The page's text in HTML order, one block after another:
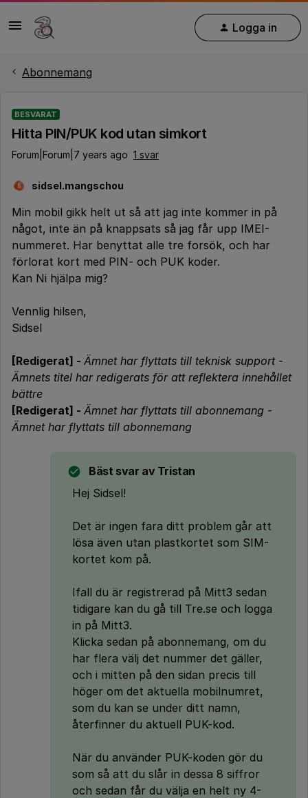
Logga in
Abonnemang
BESVARAT
Hitta PIN/PUK kod utan simkort
Forum|Forum|7 years ago 1 svar
S sidsel.mangschou
Min mobil gikk helt ut så att jag inte kommer in på
något, inte än på knappsats så jag får upp IMEI-
nummeret. Har benyttat alle tre forsök, och har
förlorat kort med PIN- och PUK koder.
Kan Ni hjälpa mig?
Vennlig hilsen,
Sidsel
[Redigerat] - Ämnet har flyttats till teknisk support-
Ämnets titel har redigerats för att reflektera innehållet
bättre
[Redigerat] - Ämnet har flyttats till abonnemang -
Ämnet har flyttats till abonnemang
Bäst svar av Tristan
Hej Sidsel!
Det är ingen fara ditt problem går att
lösa även utan plastkortet som SIM-
kortet kom på.
Ifall du är registrerad på Mitt3 sedan
tidigare kan du gå till Tre.se och logga
in på Mitt3.
Klicka sedan på abonnemang, om du
har flera välj det nummer det gäller,
och i mitten på den sidan precis till
höger om det aktuella mobilnumret,
som du kan se under ditt namn,
återfinner du aktuell PUK-kod.
När du använder PUK-koden gör du
som så att du slår in dessa 8 siffror
och sedan får du välja en helt ny 4-